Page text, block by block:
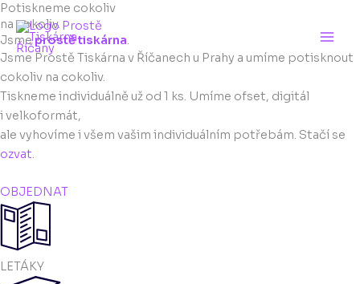
Přeskočit
na
obsah
Potiskneme cokoliv
na cokoliv.
Jsmeprostě tiskárna.
Jsme Prostě Tiskárna v Říčanech u Prahy a umíme potisknout
cokoliv na cokoliv.
Tiskneme individuálně už od 1 ks. Umíme ofset, digitál
i velkoformát,
ale vyhovíme i všem vašim individuálním potřebám. Stačí se
ozvat.
OBJEDNAT
LETÁKY